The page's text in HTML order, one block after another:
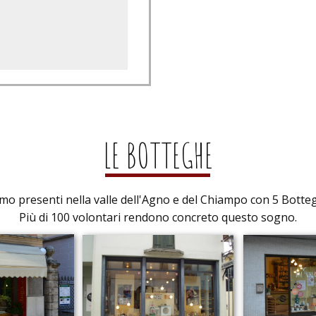
LE BOTTEGHE
presenti nella valle dell'Agno e del Chiampo con 5
Più di 100 volontari rendono concreto questo sogno.